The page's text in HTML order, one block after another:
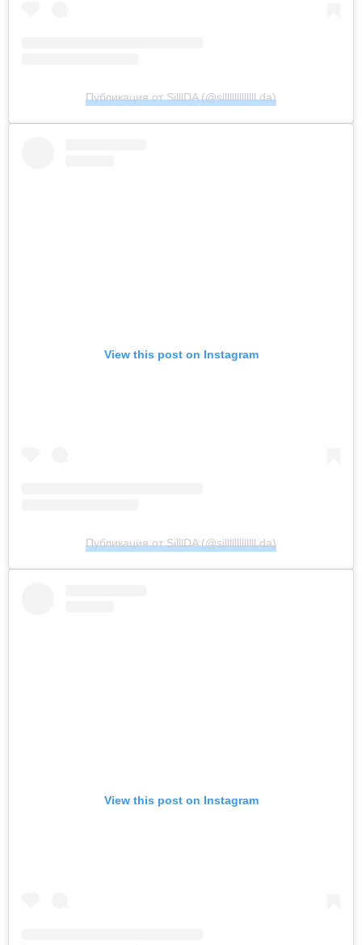
Публикация от SilllDA (@silllllllllllll.da)
View this post on Instagram
Публикация от SilllDA (@silllllllllllll.da)
View this post on Instagram